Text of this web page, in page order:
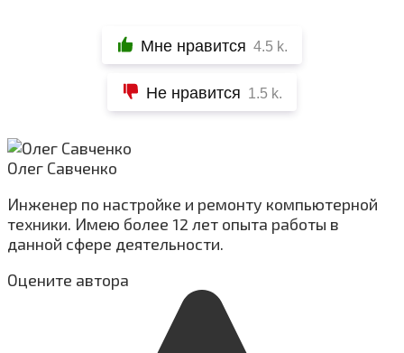
Мне нравится 4.5 k.
Не нравится 1.5 k.
Олег Савченко
Инженер по настройке и ремонту компьютерной
техники. Имею более 12 лет опыта работы в
данной сфере деятельности.
Оцените автора